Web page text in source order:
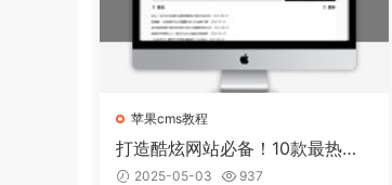
苹果cms教程
打造酷炫网站必备！10款最热门
的苹果CMS模板推荐
2025-05-03 937